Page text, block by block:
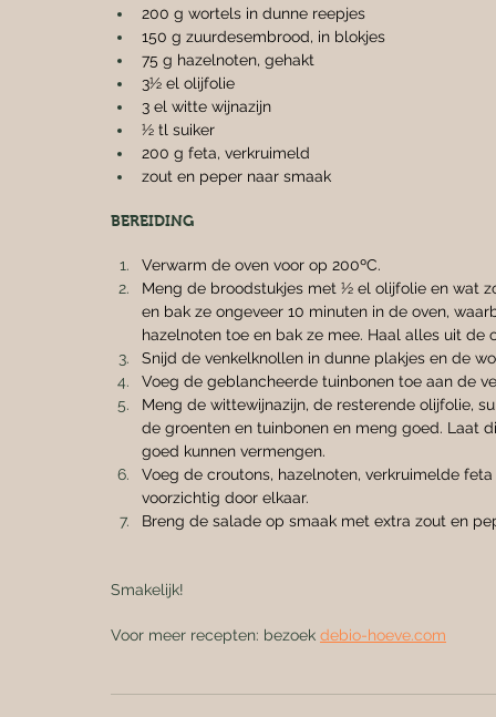
200 g wortels in dunne reepjes
150 g zuurdesembrood, in blokjes
75 g hazelnoten, gehakt
3½ el olijfolie
3 el witte wijnazijn
½ tl suiker
200 g feta, verkruimeld
zout en peper naar smaak
BEREIDING
Verwarm de oven voor op 200ºC.
Meng de broodstukjes met ½ el olijfolie en wat
en bak ze ongeveer 10 minuten in de oven,
hazelnoten toe en bak ze mee. Haal alles uit de
Snijd de venkelknollen in dunne plakjes en de
Voeg de geblancheerde tuinbonen toe aan de
Meng de wittewijnazijn, de resterende olijfolie,
de groenten en tuinbonen en meng goed. Laat
goed kunnen vermengen.
Voeg de croutons, hazelnoten, verkruimelde
voorzichtig door elkaar.
Breng de salade op smaak met extra zout en
Smakelijk!
Voor meer recepten: bezoek debio-hoeve.com